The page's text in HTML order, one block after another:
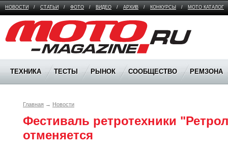
НОВОСТИ / СТАТЬИ / ФОТО / ВИДЕО / АРХИВ / КОНКУРСЫ / МОТО КАТАЛОГ
Moto Magazine
ТЕХНИКА ТЕСТЫ РЫНОК СООБЩЕСТВО РЕМЗОНА
Главная → Новости
Фестиваль ретротехники
отменяется